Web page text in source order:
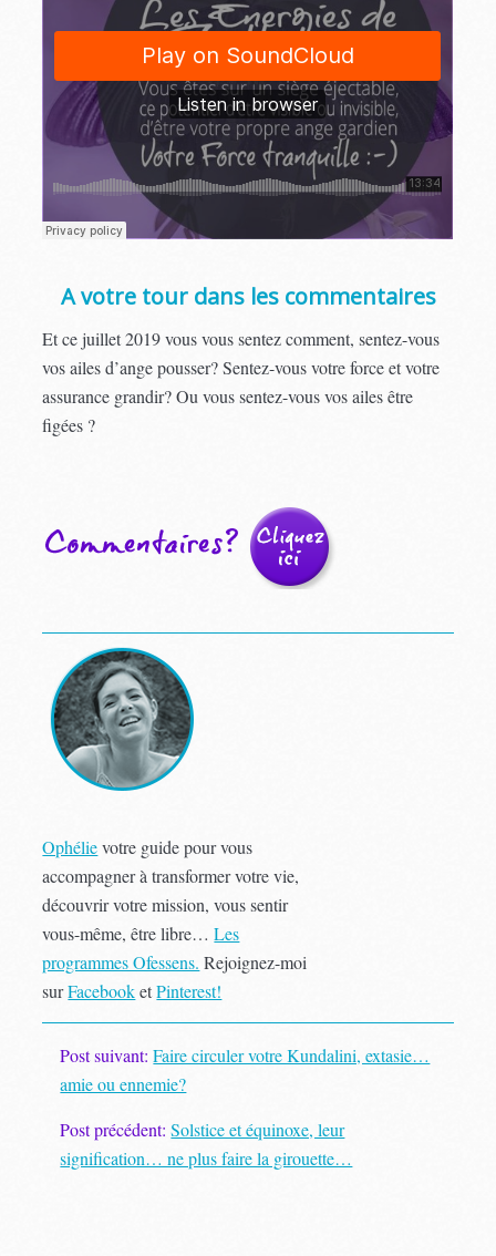
A votre tour dans les commentaires
Et ce juillet 2019 vous vous sentez comment, sentez-vous
vos ailes d’ange pousser? Sentez-vous votre force et votre
assurance grandir? Ou vous sentez-vous vos ailes être
figées ?
Ophélievotre guide pour vous
accompagner à transformer votre vie,
découvrir votre mission, vous sentir
vous-même, être libre…Les
programmes Ofessens. Rejoignez-moi
surFacebooketPinterest!
Post suivant:Faire circuler votre Kundalini, extasie…
amie ou ennemie?
Post précédent:Solstice et équinoxe, leur
signification… ne plus faire la girouette…